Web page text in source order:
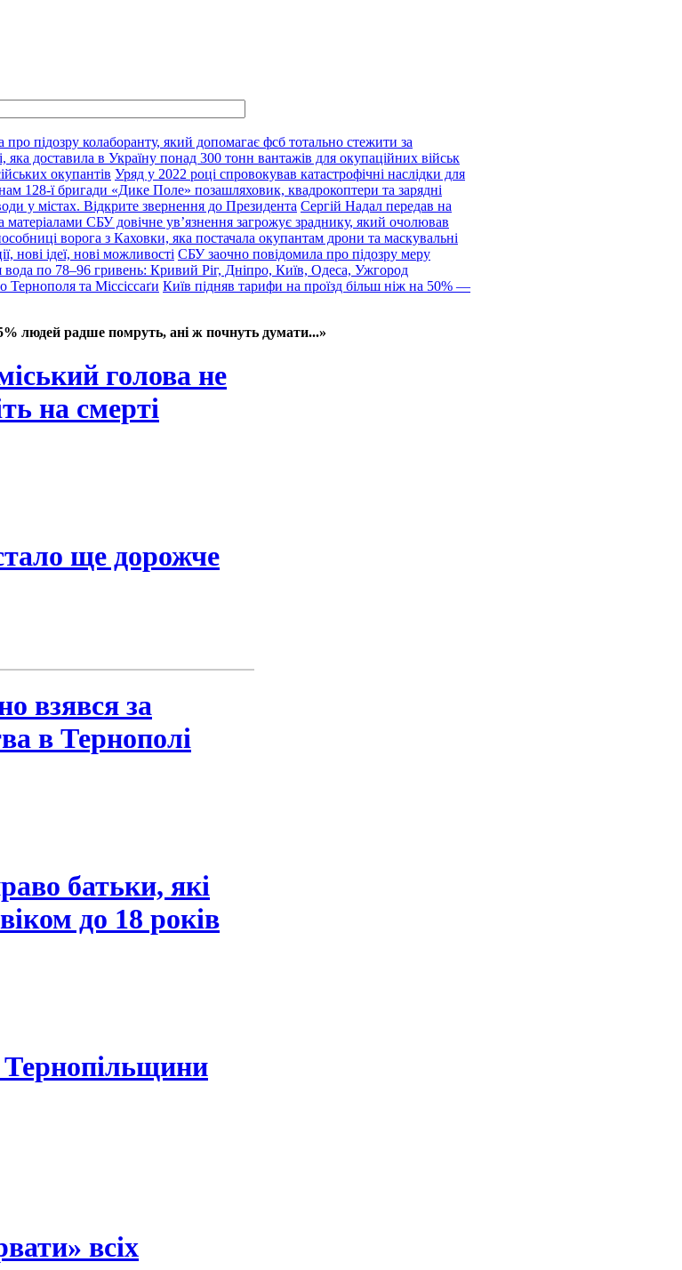
підозру колаборанту, який допомагає фсб тотально стежити за
яка доставила в Україну понад 300 тонн вантажів для окупаційних військ
окупантів Уряд у 2022 році спровокував катастрофічні наслідки для
128-ї бригади «Дике Поле» позашляховик, квадрокоптери та зарядні
у містах. Відкрите звернення до Президента Сергій Надал передав на
матеріалами СБУ довічне ув’язнення загрожує зраднику, який очолював
ворога з Каховки, яка постачала окупантам дрони та маскувальні
нові ідеї, нові можливості СБУ заочно повідомила про підозру меру
вода по 78–96 гривень: Кривий Ріг, Дніпро, Київ, Одеса, Ужгород
та Міссіссаґи Київ підняв тарифи на проїзд більш ніж на 50% —
людей радше помруть, ані ж почнуть думати...»
голова не
на смерті
ще дорожче
взявся за
в Тернополі
батьки, які
до 18 років
всіх